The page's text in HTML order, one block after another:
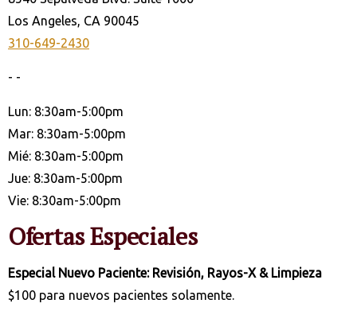
Los Angeles, CA 90045
310-649-2430
- -
Lun: 8:30am-5:00pm
Mar: 8:30am-5:00pm
Mié: 8:30am-5:00pm
Jue: 8:30am-5:00pm
Vie: 8:30am-5:00pm
Ofertas Especiales
Especial Nuevo Paciente: Revisión, Rayos-X & Limpieza
$100 para nuevos pacientes solamente.